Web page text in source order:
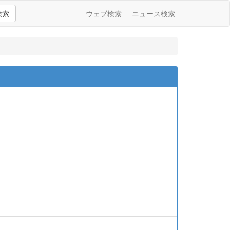
索 ウェブ検索 ニュース検索